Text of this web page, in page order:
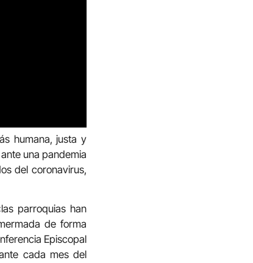
humana, justa y
una pandemia
del coronavirus,
parroquias han
de forma
Episcopal
cada mes del